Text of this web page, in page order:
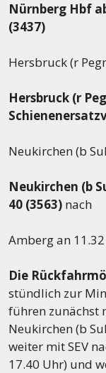
Nürnberg Hbf
(3437)
Hersbruck (r
Hersbruck (r
Neukirchen (b
Neukirchen (b
40 (3563) nach
Amberg an
Die
stündlich zur
führen zunächst
Neukirchen (b
weiter mit SEV
17.40 Uhr) und